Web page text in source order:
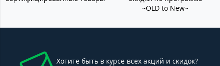
~OLD to New~
Хотите быть в курсе всех акций и скидок?